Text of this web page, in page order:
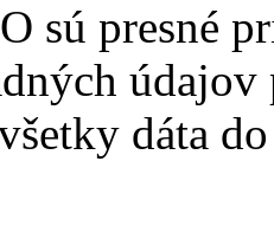
sú presné
dáta